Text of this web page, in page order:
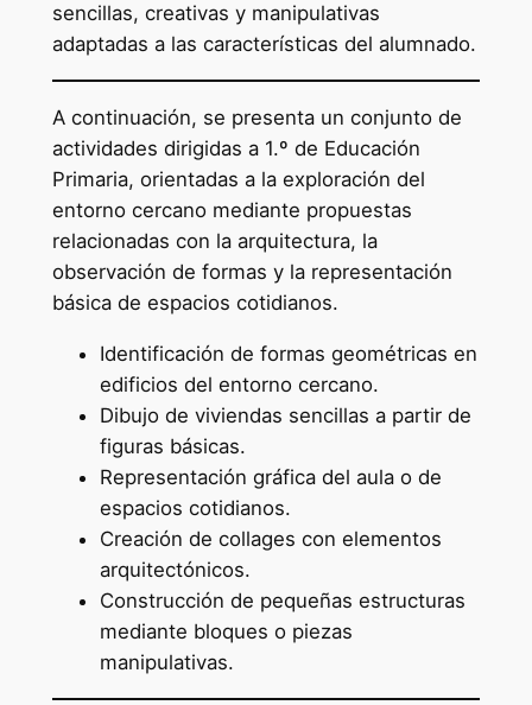
sencillas, creativas y manipulativas
adaptadas a las características del alumnado.
A continuación, se presenta un conjunto de
actividades dirigidas a 1.º de Educación
Primaria, orientadas a la exploración del
entorno cercano mediante propuestas
relacionadas con la arquitectura, la
observación de formas y la representación
básica de espacios cotidianos.
Identificación de formas geométricas en
edificios del entorno cercano.
Dibujo de viviendas sencillas a partir de
figuras básicas.
Representación gráfica del aula o de
espacios cotidianos.
Creación de collages con elementos
arquitectónicos.
Construcción de pequeñas estructuras
mediante bloques o piezas
manipulativas.